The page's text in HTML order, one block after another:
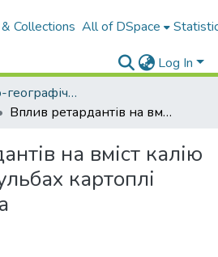
Collections All of DSpace
Log In
Природничо-географічний факультет
Вплив ретардантів на вміст калію в листках й бульбах картоплі сорту Невська
на вміст калію
картоплі